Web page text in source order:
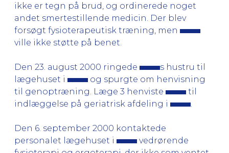
ikke er tegn på brud, og ordinerede noget
andet smertestillende medicin. Der blev
forsøgt fysioterapeutisk træning, men
ville ikke støtte på benet.
Den 23. august 2000 ringede
s hustru til
lægehuset i
og spurgte om henvisning
til genoptræning. Læge 3 henviste
til
indlæggelse på geriatrisk afdeling i
Den 6. september 2000 kontaktede
personalet lægehuset i
vedrørende